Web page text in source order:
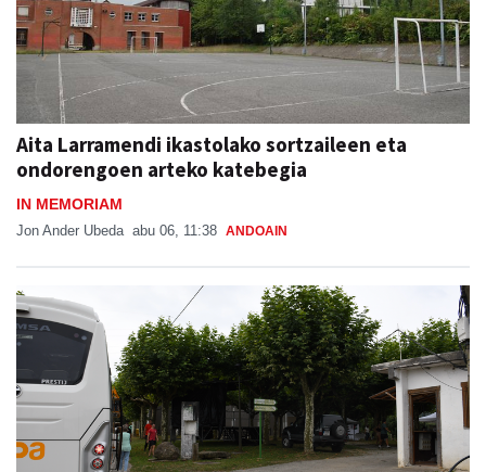
Aita Larramendi ikastolako sortzaileen eta
ondorengoen arteko katebegia
IN MEMORIAM
Jon Ander Ubeda abu 06, 11:38 ANDOAIN